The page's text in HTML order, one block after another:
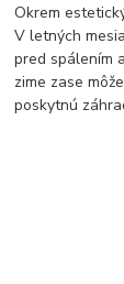
Okrem
V letných
pred spálením
zime zase
poskytnú